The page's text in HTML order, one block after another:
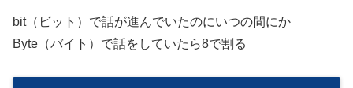
bit（ビット）で話が進んでいたのにいつの間にか
Byte（バイト）で話をしていたら8で割る